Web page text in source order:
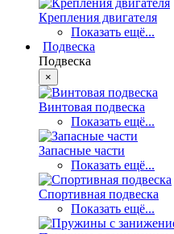
Крепления двигателя
Показать ещё...
Подвеска
Подвеска
×
Винтовая подвеска
Показать ещё...
Запасные части
Показать ещё...
Спортивная подвеска
Показать ещё...